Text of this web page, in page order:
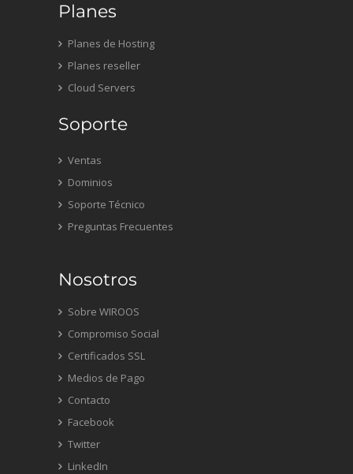
Planes
Planes de Hosting
Planes reseller
Cloud Servers
Soporte
Ventas
Dominios
Soporte Técnico
Preguntas Frecuentes
Nosotros
Sobre WIROOS
Compromiso Social
Certificados SSL
Medios de Pago
Contacto
Facebook
Twitter
LinkedIn